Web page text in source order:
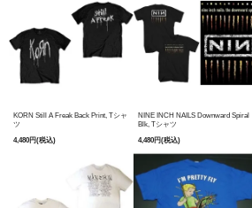
KORN Still A Freak Back Print, Tシャ
ツ
4,480円(税込)
NINE INCH NAILS Downward Spiral
Blk, Tシャツ
4,480円(税込)